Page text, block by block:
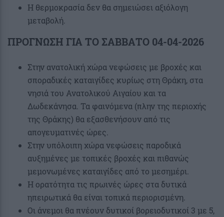
Η θερμοκρασία δεν θα σημειώσει αξιόλογη
μεταβολή.
ΠΡΟΓΝΩΣΗ ΓΙΑ ΤΟ ΣΑΒΒΑΤΟ 04-04-2026
Στην ανατολική χώρα νεφώσεις με βροχές και
σποραδικές καταιγίδες κυρίως στη Θράκη, στα
νησιά του Ανατολικού Αιγαίου και τα
Δωδεκάνησα. Τα φαινόμενα (πλην της περιοχής
της Θράκης) θα εξασθενήσουν από τις
απογευματινές ώρες.
Στην υπόλοιπη χώρα νεφώσεις παροδικά
αυξημένες με τοπικές βροχές και πιθανώς
μεμονωμένες καταιγίδες από το μεσημέρι.
Η ορατότητα τις πρωινές ώρες στα δυτικά
ηπειρωτικά θα είναι τοπικά περιορισμένη.
Οι άνεμοι θα πνέουν δυτικοί βορειοδυτικοί 3 με 5,